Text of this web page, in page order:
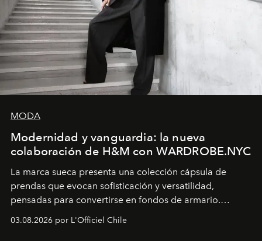
MODA
Modernidad y vanguardia: la nueva
colaboración de H&M con WARDROBE.NYC
La marca sueca presenta una colección cápsula de
prendas que evocan sofisticación y versatilidad,
pensadas para convertirse en fondos de armario.
03.08.2026 por L'Officiel Chile